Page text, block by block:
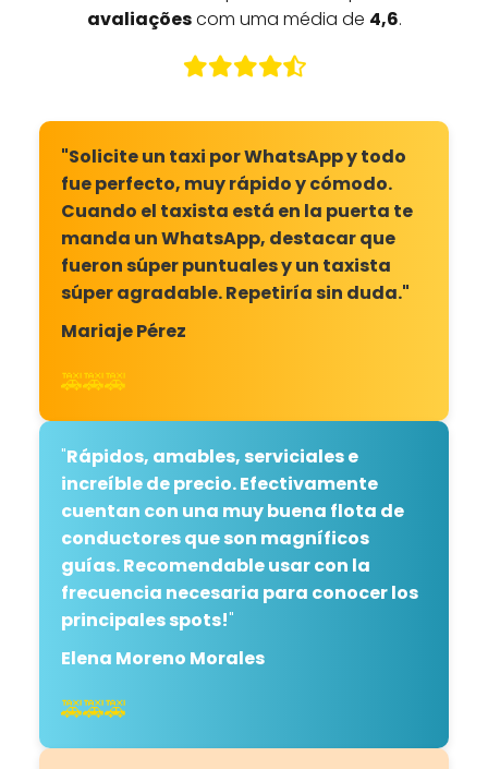
avaliaçõescom uma média de 4,6.
"Solicite un taxi por WhatsApp y todo
fue perfecto, muy rápido y cómodo.
Cuando el taxista está en la puerta te
manda un WhatsApp, destacar que
fueron súper puntuales y un taxista
súper agradable. Repetiría sin duda."
Mariaje Pérez
🚕🚕🚕
"Rápidos, amables, serviciales e
increíble de precio. Efectivamente
cuentan con una muy buena flota de
conductores que son magníficos
guías. Recomendable usar con la
frecuencia necesaria para conocer los
principales spots!"
Elena Moreno Morales
🚕🚕🚕